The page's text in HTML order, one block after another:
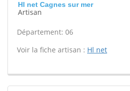
Hl net Cagnes sur mer
Artisan
Département: 06
Voir la fiche artisan : Hl net